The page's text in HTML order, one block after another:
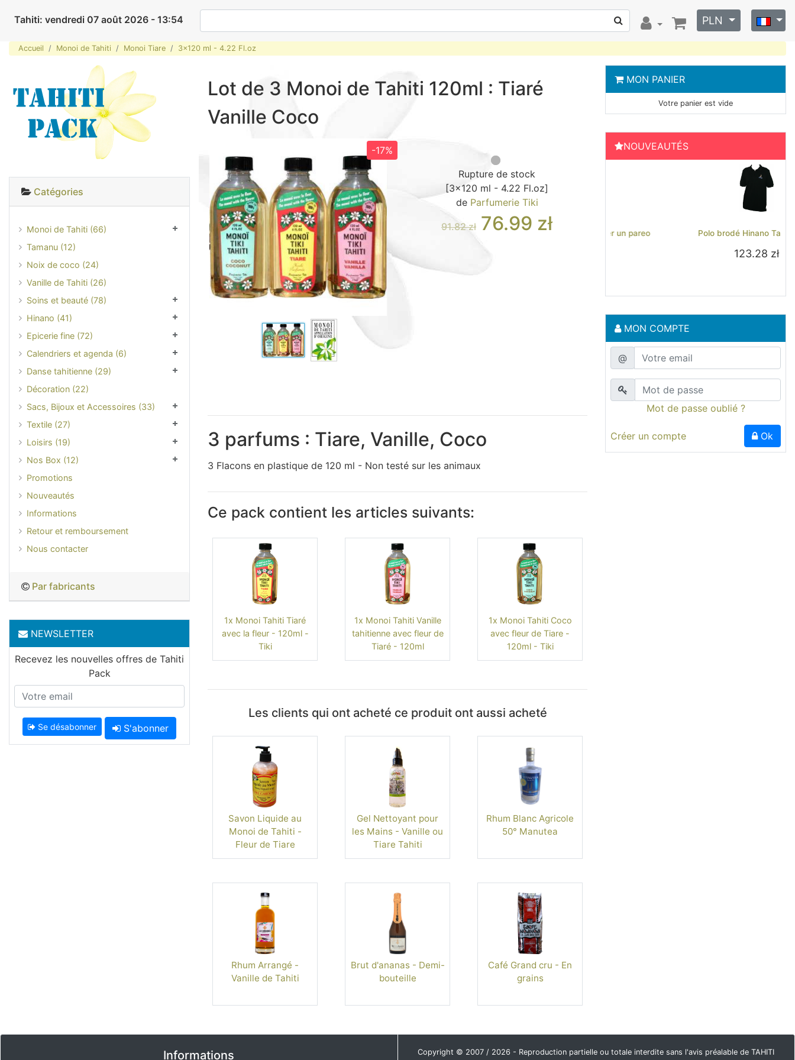
Tahiti: vendredi 07 août 2026 - 13:54 PLN
Accueil Monoi de Tahiti Monoi Tiare 3x120 ml - 4.22 Fl.oz
Lot de 3 Monoi de Tahiti 120ml : Tiaré
Vanille Coco
-17%
Rupture de stock
[3x120 ml - 4.22 Fl.oz]
de Parfumerie Tiki
91.82 zł 76.99 zł
3 parfums : Tiare, Vanille, Coco
3 Flacons en plastique de 120 ml - Non testé sur les animaux
Ce pack contient les articles suivants:
1x Monoi Tahiti Tiaré
avec la fleur - 120ml -
Tiki
1x Monoi Tahiti Vanille
tahitienne avec fleur de
Tiaré - 120ml
1x Monoi Tahiti Coco
avec fleur de Tiare -
120ml - Tiki
Les clients qui ont acheté ce produit ont aussi acheté
Savon Liquide au
Monoi de Tahiti -
Fleur de Tiare
Gel Nettoyant pour
les Mains - Vanille ou
Tiare Tahiti
Rhum Blanc Agricole
50° Manutea
Rhum Arrangé -
Vanille de Tahiti
Brut d'ananas - Demi-
bouteille
Café Grand cru - En
grains
Catégories
Monoi de Tahiti (66)
Tamanu (12)
Noix de coco (24)
Vanille de Tahiti (26)
Soins et beauté (78)
Hinano (41)
Epicerie fine (72)
Calendriers et agenda (6)
Danse tahitienne (29)
Décoration (22)
Sacs, Bijoux et Accessoires (33)
Textile (27)
Loisirs (19)
Nos Box (12)
Promotions
Nouveautés
Informations
Retour et remboursement
Nous contacter
Par fabricants
NEWSLETTER
Recevez les nouvelles offres de Tahiti
Pack
Se désabonner S'abonner
MON PANIER
Votre panier est vide
NOUVEAUTÉS
Polo brodé Hinano Tahiti - Noir
Previous Next
MON COMPTE
@
Mot de passe oublié ?
Créer un compte Ok
Informations
Copyright © 2007 / 2026 - Reproduction partielle ou totale interdite sans l'avis préalable de TAHITI